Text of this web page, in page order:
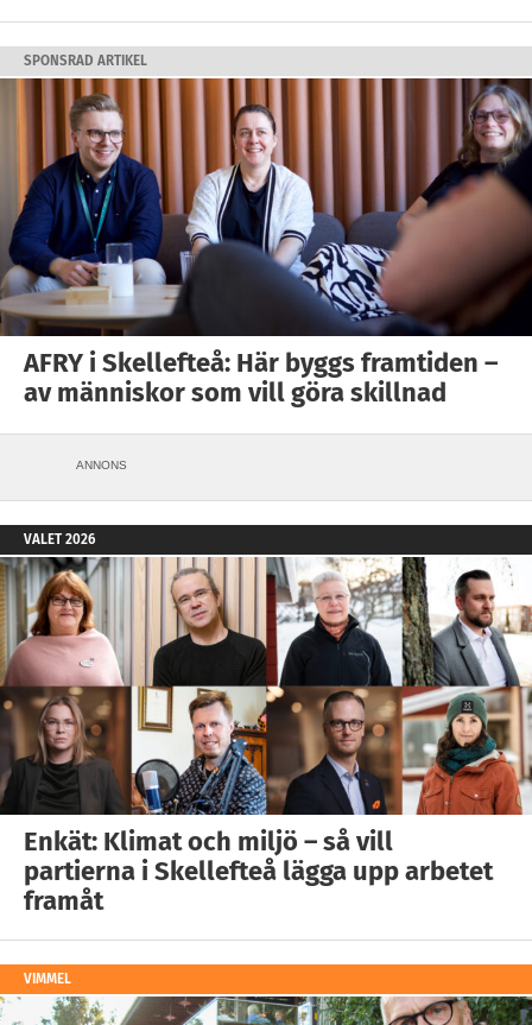
SPONSRAD ARTIKEL
AFRY i Skellefteå: Här byggs framtiden –
av människor som vill göra skillnad
ANNONS
VALET 2026
Enkät: Klimat och miljö – så vill
partierna i Skellefteå lägga upp arbetet
framåt
VIMMEL